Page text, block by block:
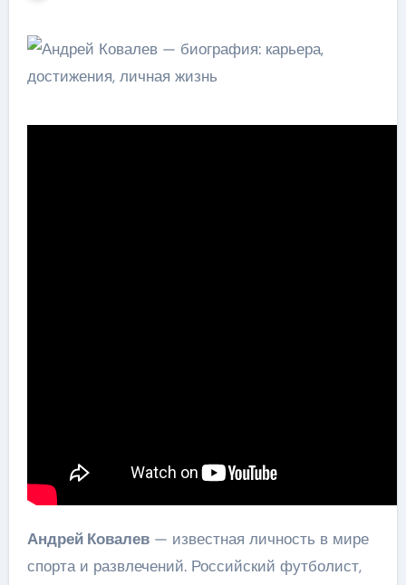
Андрей Ковалев— известная личность в мире
спорта и развлечений. Российский футболист,